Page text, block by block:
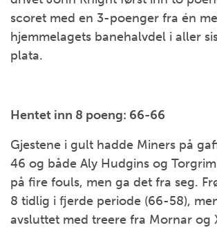
scoret med en 3-poenger fra én
hjemmelagets banehalvdel i aller
plata.
Hentet inn 8 poeng: 66-66
Gjestene i gult hadde Miners på
46 og både Aly Hudgins og
på fire fouls, men ga det fra seg.
8 tidlig i fjerde periode (66-58),
avsluttet med treere fra Mornar og